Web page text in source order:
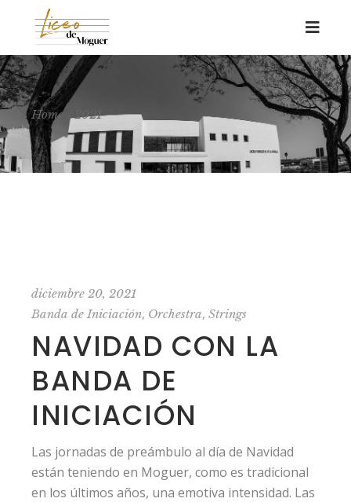
Home 2021
diciembre 20, 2021
Banda de Iniciación, Orchestra,Strings
NAVIDAD CON LA
BANDA DE
INICIACIÓN
Las jornadas de preámbulo al día de Navidad
están teniendo en Moguer, como es tradicional
en los últimos años, una emotiva intensidad. Las